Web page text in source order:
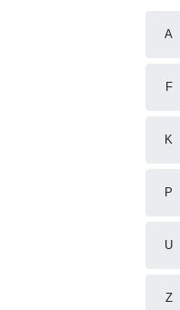
A
F
K
P
U
Z